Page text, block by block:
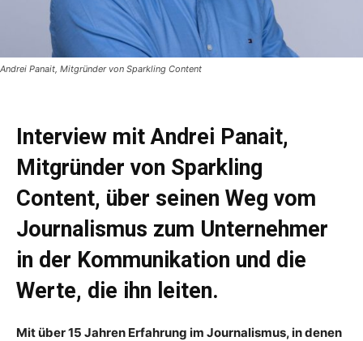
Andrei Panait, Mitgründer von Sparkling Content
Interview mit Andrei Panait,
Mitgründer von Sparkling
Content, über seinen Weg vom
Journalismus zum Unternehmer
in der Kommunikation und die
Werte, die ihn leiten.
Mit über 15 Jahren Erfahrung im Journalismus, in denen